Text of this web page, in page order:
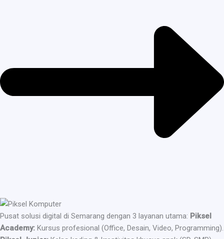
Pusat solusi digital di Semarang dengan 3 layanan utama: Piksel
Academy: Kursus profesional (Office, Desain, Video, Programming).